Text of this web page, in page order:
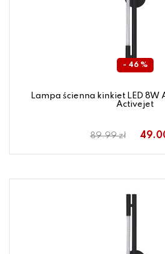
- 46 %
Lampa ścienna kinkiet LED 8W
Activejet
89.99 zł